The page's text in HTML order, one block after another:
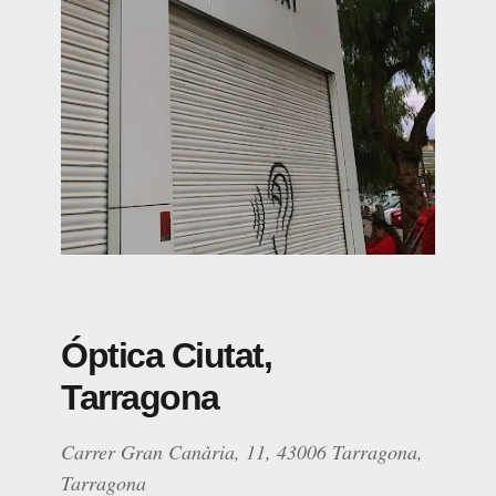
Óptica Ciutat,
Tarragona
Carrer Gran Canària, 11, 43006 Tarragona,
Tarragona